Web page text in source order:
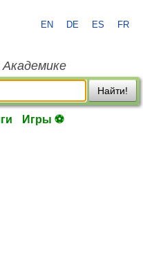
EN DE ES FR
Академике
Найти!
Игры ⚽